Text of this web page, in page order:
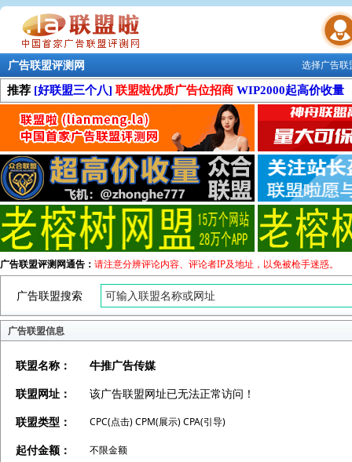
联盟学院
选择广告
广告联盟评测网
推荐 [好联盟三个八] 联盟啦优质广告位招商 WIP2000起高价收量
广告联盟评测网通告： 请注意分辨评论内容、评论者IP及地址，以免被枪手迷惑。
广告联盟搜索
广告联盟信息
联盟名称：
牛推广告传媒
联盟网址：
该广告联盟网址已无法正常访问！
联盟类型：
CPC(点击) CPM(展示) CPA(引导)
起付金额： 不限金额